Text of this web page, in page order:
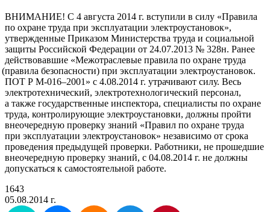
ВНИМАНИЕ! С 4 августа 2014 г. вступили в силу «Правила
по охране труда при эксплуатации электроустановок»,
утвержденные Приказом Министерства труда и социальной
защиты Российской Федерации от 24.07.2013 № 328н. Ранее
действовавшие «Межотраслевые правила по охране труда
(правила безопасности) при эксплуатации электроустановок.
ПОТ Р М-016–2001» с 4.08.2014 г. утрачивают силу. Весь
электротехнический, электротехнологический персонал,
а также государственные инспектора, специалисты по охране
труда, контролирующие электроустановки, должны пройти
внеочередную проверку знаний «Правил по охране труда
при эксплуатации электроустановок» независимо от срока
проведения предыдущей проверки. Работники, не прошедшие
внеочередную проверку знаний, с 04.08.2014 г. не должны
допускаться к самостоятельной работе.
1643
05.08.2014 г.